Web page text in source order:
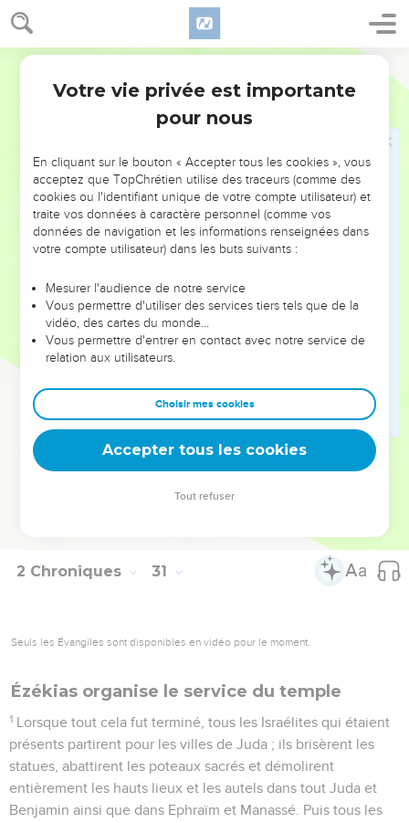
2 Chroniques 30
louaient l'Eternel avec les instruments qui retentissaient en
22
Lévites qui montraient une grande perspicacité pour le
service de l'Eternel. Ils mangèrent de ce repas de fête
pendant 7 jours en offrant des sacrifices de communion et en
louant l'Eternel, le Dieu de leurs ancêtres.
Toute l'assemblée décida de célébrer 7 autres jours, et ils
célébrèrent ces 7 jours dans la joie.
En effet, Ezéchias, le roi de Juda, avait donné à
l'assemblée 1000 taureaux et 7000 brebis, et les chefs 1000
prêtres s'étaient consacrés.
Toute l'assemblée de Juda, les prêtres, les Lévites, tous
les membres du peuple venus d'Israël et les étrangers, qu’ils
soient venus du territoire d'Israël ou installés en Juda, se
réjouirent.
Il y eut une grande joie à Jérusalem, car depuis le règne
de Salomon, fils de David, sur Israël, on n’avait rien vu de
pareil à Jérusalem.
Les prêtres lévites se levèrent pour bénir le peuple et leur
2 Chroniques 31
Seuls les Évangiles sont disponibles en vidéo pour le moment.
Ézékias organise le service du temple
1 Lorsque tout cela fut terminé, tous les Israélites qui étaient
présents partirent pour les villes de Juda ; ils brisèrent les
statues, abattirent les poteaux sacrés et démolirent
entièrement les hauts lieux et les autels dans tout Juda et
Benjamin ainsi que dans Ephraïm et Manassé. Puis tous les
Votre vie privée est importante
pour nous
En cliquant sur le bouton « Accepter tous les cookies », vous
acceptez que TopChrétien utilise des traceurs (comme des
cookies ou l'identifiant unique de votre compte utilisateur) et
traite vos données à caractère personnel (comme vos
données de navigation et les informations renseignées dans
votre compte utilisateur) dans les buts suivants :
Mesurer l'audience de notre service
Vous permettre d'utiliser des services tiers tels que de la
vidéo, des cartes du monde…
Vous permettre d'entrer en contact avec notre service de
relation aux utilisateurs.
Choisir mes cookies
Accepter tous les cookies
Tout refuser